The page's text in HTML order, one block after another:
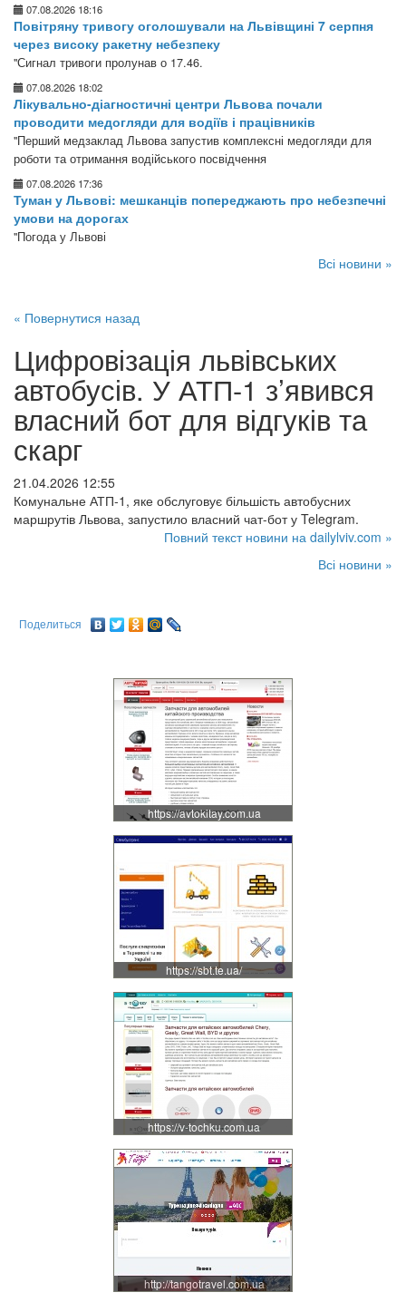
07.08.2026 18:16
Повітряну тривогу оголошували на Львівщині 7 серпня
через високу ракетну небезпеку
"Сигнал тривоги пролунав о 17.46.
07.08.2026 18:02
Лікувально-діагностичні центри Львова почали
проводити медогляди для водіїв і працівників
"Перший медзаклад Львова запустив комплексні медогляди для
роботи та отримання водійського посвідчення
07.08.2026 17:36
Туман у Львові: мешканців попереджають про небезпечні
умови на дорогах
"Погода у Львові
Всі новини »
« Повернутися назад
Цифровізація львівських
автобусів. У АТП-1 з’явився
власний бот для відгуків та
скарг
21.04.2026 12:55
Комунальне АТП-1, яке обслуговує більшість автобусних
маршрутів Львова, запустило власний чат-бот у Telegram.
Повний текст новини на dailylviv.com »
Всі новини »
Поделиться
https://avtokitay.com.ua
https://sbt.te.ua/
https://v-tochku.com.ua
http://tangotravel.com.ua